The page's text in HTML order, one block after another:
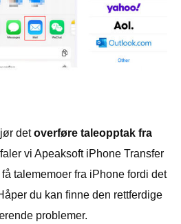
detoverføre taleopptak fra
vi Apeaksoft iPhone Transfer
talememoer fra iPhone fordi det
du kan finne den rettferdige
problemer.